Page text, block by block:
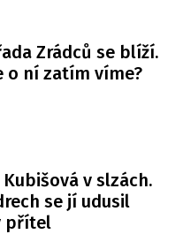
Zrádců se blíží.
o ní zatím víme?
v slzách.
se jí udusil
přítel